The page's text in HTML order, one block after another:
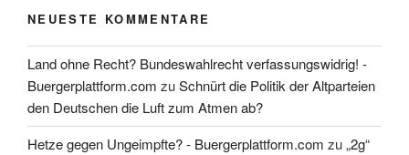
NEUESTE KOMMENTARE
Land ohne Recht? Bundeswahlrecht verfassungswidrig! -
Buergerplattform.com zuSchnürt die Politik der Altparteien
den Deutschen die Luft zum Atmen ab?
Hetze gegen Ungeimpfte? - Buergerplattform.com zu„2g“